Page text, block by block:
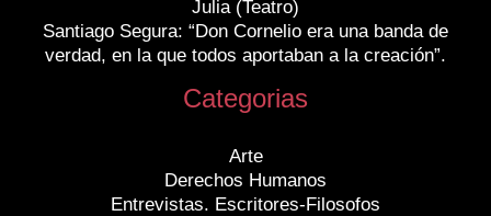
Julia (Teatro)
Santiago Segura: “Don Cornelio era una banda de
verdad, en la que todos aportaban a la creación”.
Categorias
Arte
Derechos Humanos
Entrevistas. Escritores-Filosofos